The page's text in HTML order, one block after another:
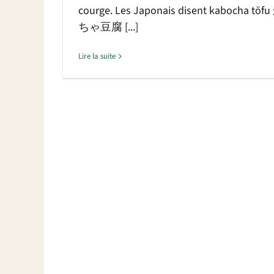
courge. Les Japonais disent kabocha
ちゃ豆腐 [...]
Lire la suite